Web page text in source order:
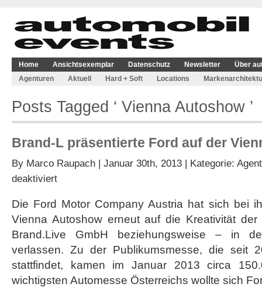
Home Ansichtsexemplar Datenschutz Newsletter
Über
Agenturen
Aktuell Hard + Soft Locations
Posts Tagged ‘ Vienna Autoshow ’
Brand-L präsentierte Ford auf der
By Marco Raupach | Januar 30th, 2013 | Kategorie:
deaktiviertfür
präsentierte
Ford
der
Vienna
Autoshow
2013
Die Ford Motor Company Austria hat sich bei
Vienna Autoshow erneut auf die Kreativität der
Brand.Live GmbH beziehungsweise – in
verlassen. Zu der Publikumsmesse, die seit
stattfindet, kamen im Januar 2013 circa
wichtigsten Automesse Österreichs wollte sich